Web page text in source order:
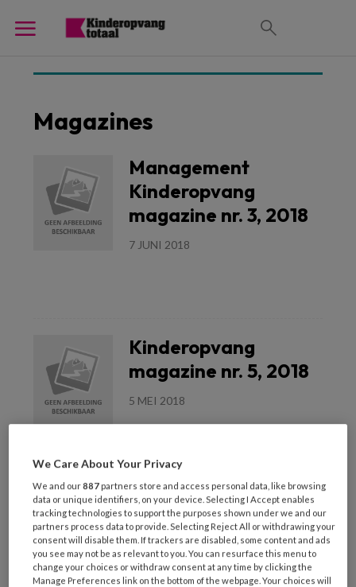
Magazines
Management
Kinderopvang
magazine nr. 3, 2018
7 JUNI 2018
Kinderopvang
magazine nr. 5, 2018
5 MEI 2018
Kinderopvang
magazine nr. 4, 2018
24 APRIL 2018
We Care About Your Privacy
We and our887 partners store and access personal data, like browsing
data or unique identifiers, on your device. Selecting I Accept enables
tracking technologies to support the purposes shown under we and our
partners process data to provide. Selecting Reject All or withdrawing your
consent will disable them. If trackers are disabled, some content and ads
you see may not be as relevant to you. You can resurface this menu to
change your choices or withdraw consent at any time by clicking the
Manage Preferences link on the bottom of the webpage. Your choices will